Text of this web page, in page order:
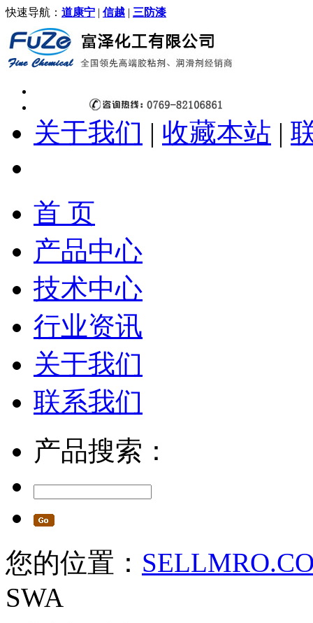
快速导航： 道康宁 | 信越 | 三防漆
关于我们 | 收藏本站 |
首 页
产品中心
技术中心
行业资讯
关于我们
联系我们
产品搜索：
您的位置：
SWA